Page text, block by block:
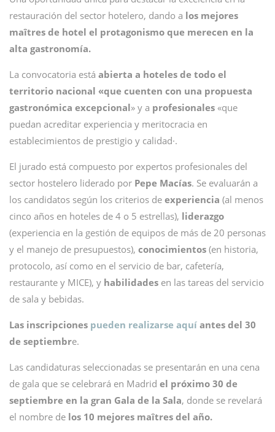
restauración del sector hotelero, dando a los mejores
maîtres de hotel el protagonismo que merecen en la
alta gastronomía.
La convocatoria está abierta a hoteles de todo el
territorio nacional «que cuenten con una propuesta
gastronómica excepcional» y a profesionales «que
puedan acreditar experiencia y meritocracia en
establecimientos de prestigio y calidad·.
El jurado está compuesto por expertos profesionales del
sector hostelero liderado por Pepe Macías. Se evaluarán a
los candidatos según los criterios de experiencia (al menos
cinco años en hoteles de 4 o 5 estrellas), liderazgo
(experiencia en la gestión de equipos de más de 20 personas
y el manejo de presupuestos), conocimientos (en historia,
protocolo, así como en el servicio de bar, cafetería,
restaurante y MICE), y habilidades en las tareas del servicio
de sala y bebidas.
Las inscripciones pueden realizarse aquí antes del 30
de septiembre.
Las candidaturas seleccionadas se presentarán en una cena
de gala que se celebrará en Madrid el próximo 30 de
septiembre en la gran Gala de la Sala, donde se revelará
el nombre de los 10 mejores maîtres del año.